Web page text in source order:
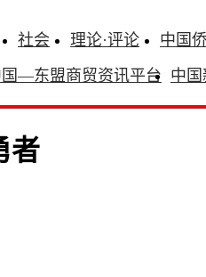
社会 理论·评论 中国
国—东盟商贸资讯平台 中国
者